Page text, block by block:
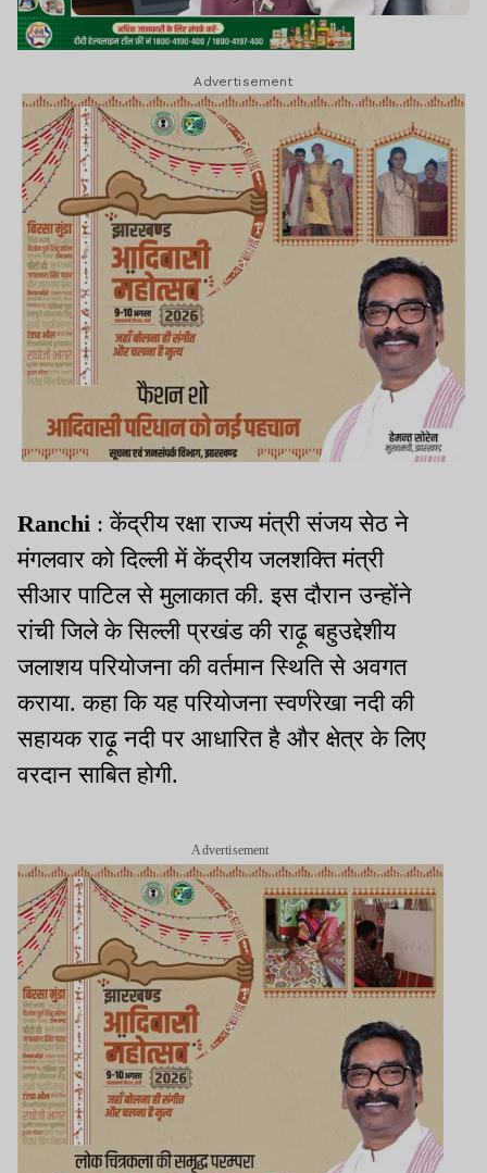
Advertisement
Ranchi : केंद्रीय रक्षा राज्य मंत्री संजय सेठ ने
मंगलवार को दिल्ली में केंद्रीय जलशक्ति मंत्री
सीआर पाटिल से मुलाकात की. इस दौरान उन्होंने
रांची जिले के सिल्ली प्रखंड की राढ़ू बहुउद्देशीय
जलाशय परियोजना की वर्तमान स्थिति से अवगत
कराया. कहा कि यह परियोजना स्वर्णरेखा नदी की
सहायक राढ़ू नदी पर आधारित है और क्षेत्र के लिए
वरदान साबित होगी.
Advertisement